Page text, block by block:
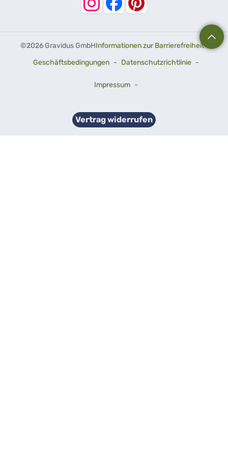
©2026 Gravidus GmbHInformationen zur Barrierefreiheit-
Geschäftsbedingungen - Datenschutzrichtlinie -
Impressum -
Vertrag widerrufen